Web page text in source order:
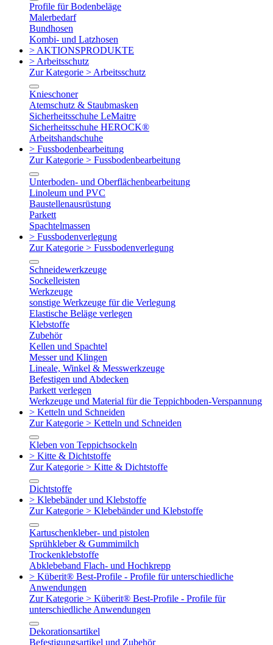
Profile für Bodenbeläge
Malerbedarf
Bundhosen
Kombi- und Latzhosen
> AKTIONSPRODUKTE
> Arbeitsschutz
Zur Kategorie > Arbeitsschutz
Knieschoner
Atemschutz & Staubmasken
Sicherheitsschuhe LeMaitre
Sicherheitsschuhe HEROCK®
Arbeitshandschuhe
> Fussbodenbearbeitung
Zur Kategorie > Fussbodenbearbeitung
Unterboden- und Oberflächenbearbeitung
Linoleum und PVC
Baustellenausrüstung
Parkett
Spachtelmassen
> Fussbodenverlegung
Zur Kategorie > Fussbodenverlegung
Schneidewerkzeuge
Sockelleisten
Werkzeuge
sonstige Werkzeuge für die Verlegung
Elastische Beläge verlegen
Klebstoffe
Zubehör
Kellen und Spachtel
Messer und Klingen
Lineale, Winkel & Messwerkzeuge
Befestigen und Abdecken
Parkett verlegen
Werkzeuge und Material für die Teppichboden-Verspannung
> Ketteln und Schneiden
Zur Kategorie > Ketteln und Schneiden
Kleben von Teppichsockeln
> Kitte & Dichtstoffe
Zur Kategorie > Kitte & Dichtstoffe
Dichtstoffe
> Klebebänder und Klebstoffe
Zur Kategorie > Klebebänder und Klebstoffe
Kartuschenkleber- und pistolen
Sprühkleber & Gummimilch
Trockenklebstoffe
Abklebeband Flach- und Hochkrepp
> Küberit® Best-Profile - Profile für unterschiedliche
Anwendungen
Zur Kategorie > Küberit® Best-Profile - Profile für
unterschiedliche Anwendungen
Dekorationsartikel
Befestigungsartikel und Zubehör